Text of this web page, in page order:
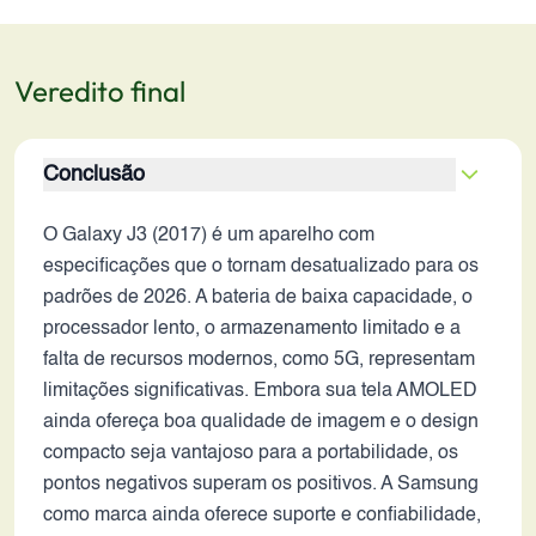
Veredito final
Conclusão
O Galaxy J3 (2017) é um aparelho com
especificações que o tornam desatualizado para os
padrões de 2026. A bateria de baixa capacidade, o
processador lento, o armazenamento limitado e a
falta de recursos modernos, como 5G, representam
limitações significativas. Embora sua tela AMOLED
ainda ofereça boa qualidade de imagem e o design
compacto seja vantajoso para a portabilidade, os
pontos negativos superam os positivos. A Samsung
como marca ainda oferece suporte e confiabilidade,